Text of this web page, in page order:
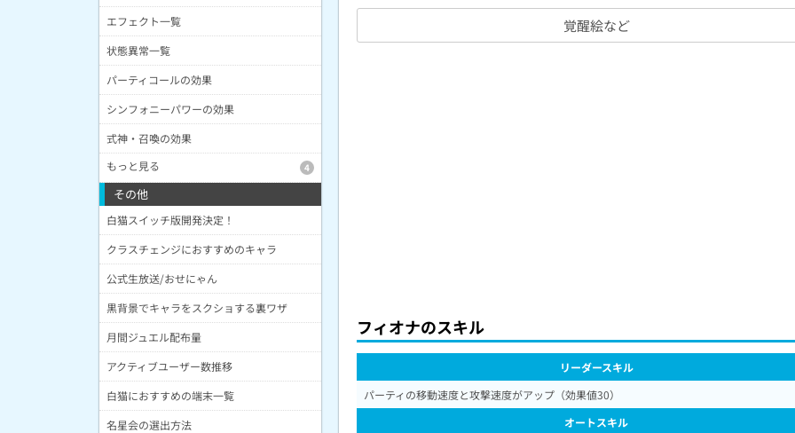
覚醒絵など
フィオナのスキル
リーダースキル
パーティの移動速度と攻撃速度がアップ（効果値30）
オートスキル
エフェクト一覧
状態異常一覧
パーティコールの効果
シンフォニーパワーの効果
式神・召喚の効果
もっと見る
4
その他
白猫スイッチ版開発決定！
クラスチェンジにおすすめのキャラ
公式生放送/おせにゃん
黒背景でキャラをスクショする裏ワザ
月間ジュエル配布量
アクティブユーザー数推移
白猫におすすめの端末一覧
名星会の選出方法